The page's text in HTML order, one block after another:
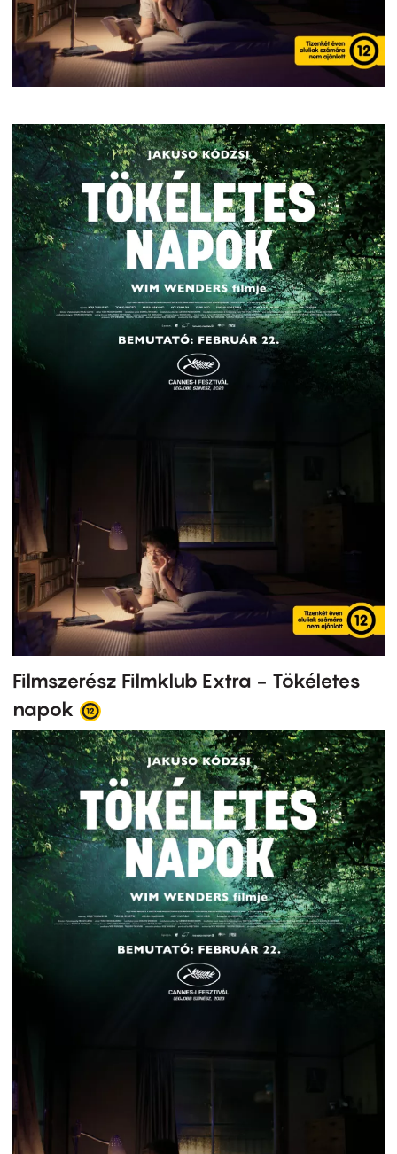
Filmszerész Filmklub Extra - Tökéletes
napok